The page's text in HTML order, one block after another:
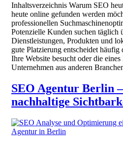
Inhaltsverzeichnis Warum SEO
heute online gefunden werden
professionellen
Potenzielle Kunden suchen täglich
Dienstleistungen, Produkten und
gute Platzierung entscheidet häufig
Ihre Website besucht oder die
Unternehmen aus anderen
SEO Agentur Berlin
nachhaltige